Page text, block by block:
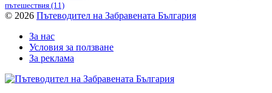
пътешествия (11)
© 2026 Пътеводител на Забравената България
За нас
Условия за ползване
За реклама